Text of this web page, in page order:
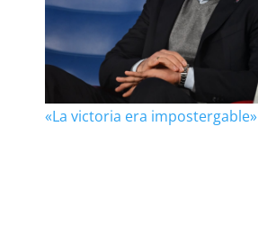
«La victoria era impostergable»